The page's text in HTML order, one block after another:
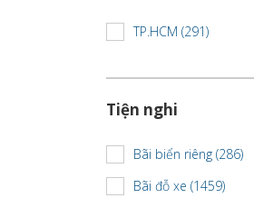
TP.HCM (291)
Tiện nghi
Bãi biển riêng (286)
Bãi đỗ xe (1459)